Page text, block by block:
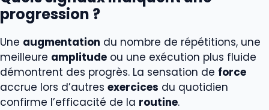
progression ?
Une augmentation du nombre de répétitions, une
meilleure amplitude ou une exécution plus fluide
démontrent des progrès. La sensation de force
accrue lors d’autres exercices du quotidien
confirme l’efficacité de la routine.